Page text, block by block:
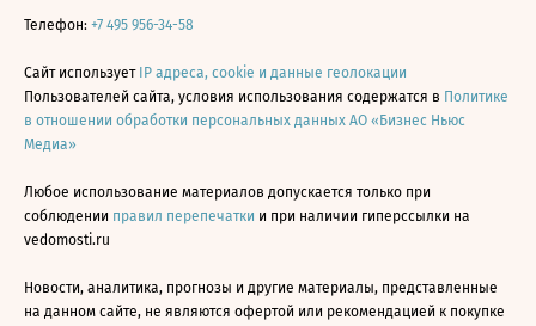
Телефон: +7 495 956-34-58
Сайт использует IP адреса, cookie и данные геолокации
Пользователей сайта, условия использования содержатся в Политике
в отношении обработки персональных данных АО «Бизнес Ньюс
Медиа»
Любое использование материалов допускается только при
соблюдении правил перепечатки и при наличии гиперссылки на
vedomosti.ru
Новости, аналитика, прогнозы и другие материалы, представленные
на данном сайте, не являются офертой или рекомендацией к покупке